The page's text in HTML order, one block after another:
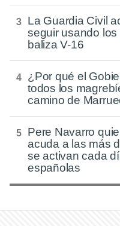
La Guardia Civil
seguir usando
baliza V-16
¿Por qué el
todos los
camino de
Pere Navarro
acuda a las más
se activan cada
españolas